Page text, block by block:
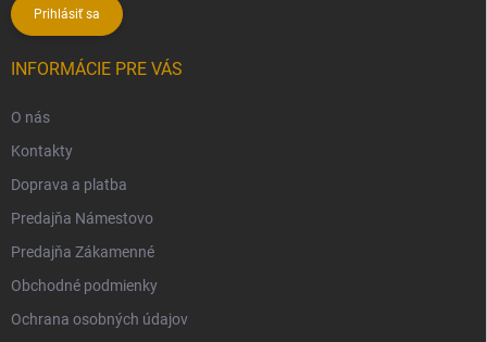
Prihlásiť sa
INFORMÁCIE PRE VÁS
O nás
Kontakty
Doprava a platba
Predajňa Námestovo
Predajňa Zákamenné
Obchodné podmienky
Ochrana osobných údajov